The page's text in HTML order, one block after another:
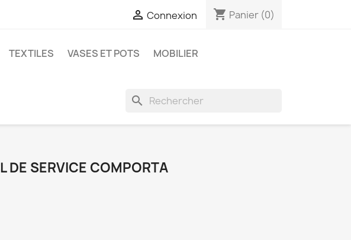
 Connexion shopping_cart Panier (0)
TEXTILES VASES ET POTS
MOBILIER
search
DE SERVICE COMPORTA